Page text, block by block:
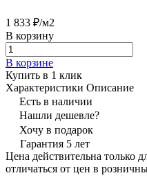
1 833 ₽/м2
В корзину
В корзине
Купить в 1 клик
Характеристики Описание
Есть в наличии
Нашли дешевле?
Хочу в подарок
Гарантия 5 лет
Цена действительна только
отличаться от цен в